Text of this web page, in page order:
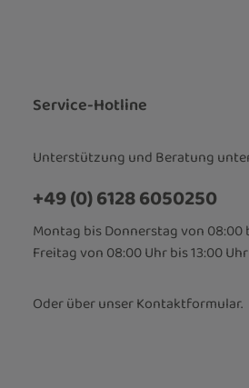
Service-Hotline
Unterstützung und Beratung
+49 (0) 6128 6050250
Montag bis Donnerstag von 08:00
Freitag von 08:00 Uhr bis 13:00 Uhr
Oder über unserKontaktformular.